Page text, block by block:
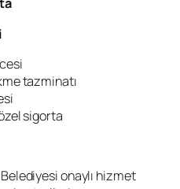
tazminatı
sigorta
onaylı hizmet